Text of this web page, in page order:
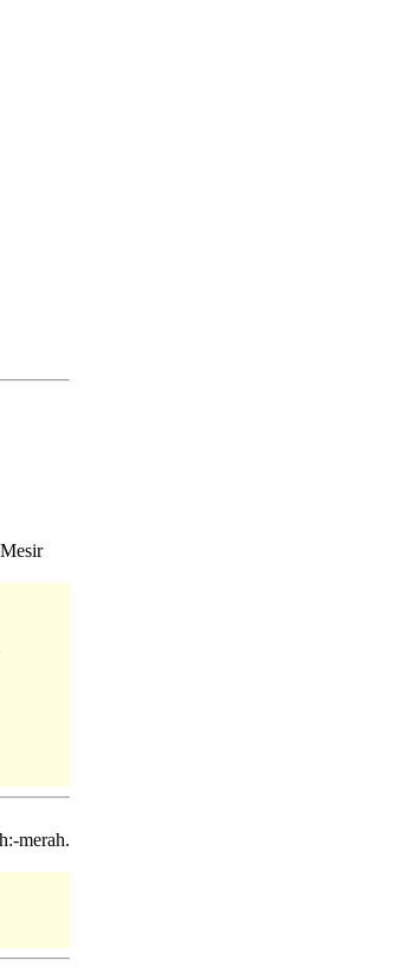
merah.